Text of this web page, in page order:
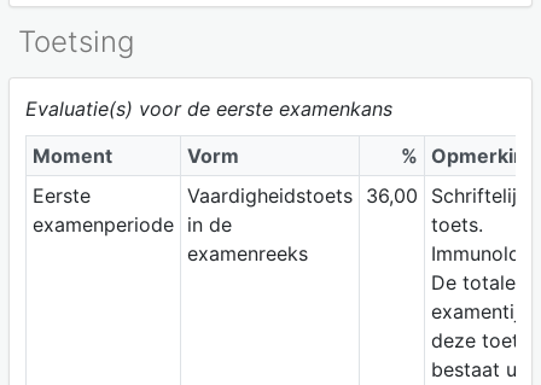
Toetsing
Evaluatie(s) voor de eerste examenkans
Moment
Vorm % Opmerking
Eerste
examenperiode
Vaardigheidstoets
in de
examenreeks
36,00
Schriftelijke
toets.
De totale
examentijd
deze toets
bestaat uit